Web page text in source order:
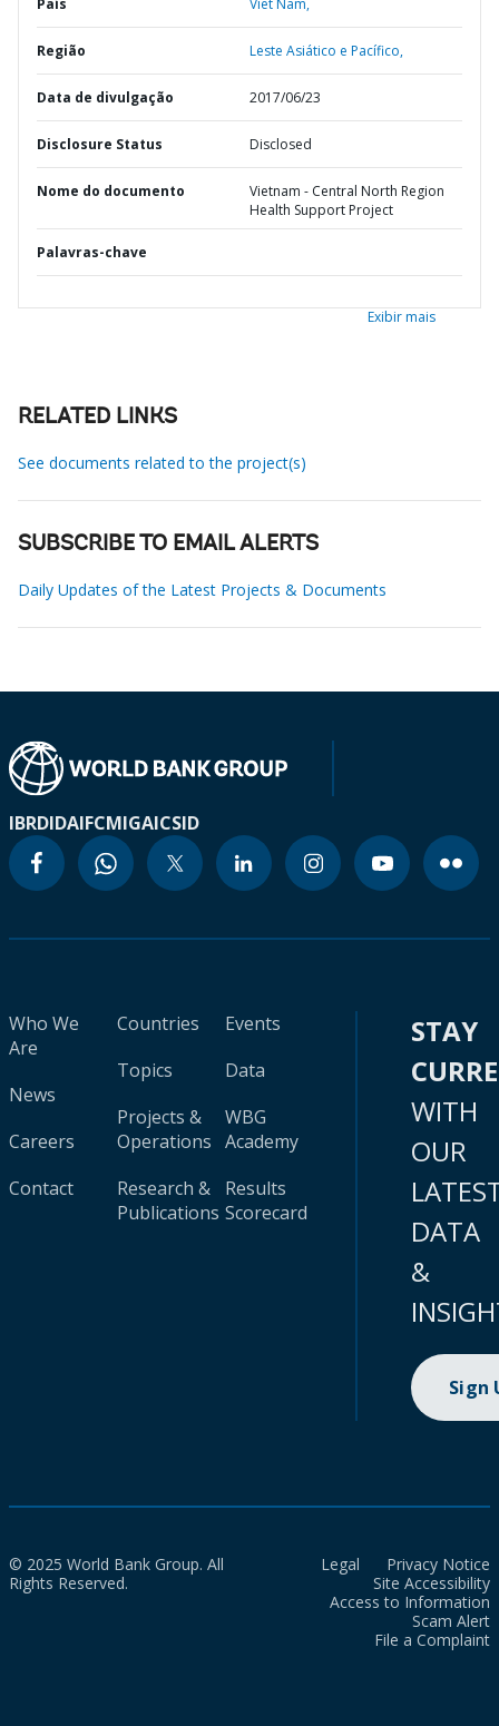
País Viet Nam,
Região Leste Asiático e Pacífico,
Data de divulgação 2017/06/23
Disclosure Status Disclosed
Nome do documento
Vietnam - Central North Region
Health Support Project
Palavras-chave
Exibir mais
RELATED LINKS
See documents related to the project(s)
SUBSCRIBE TO EMAIL ALERTS
Daily Updates of the Latest Projects & Documents
IBRDIDAIFCMIGAICSID
Who We
Are
News
Careers
Contact
Countries
Topics
Projects &
Operations
Research &
Publications
Events
Data
WBG
Academy
Results
Scorecard
STAY
WITH
OUR
DATA
&
Sign
© 2025 World Bank Group. All
Rights Reserved.
Legal
Privacy Notice
Site Accessibility
Access to Information
Scam Alert
File a Complaint